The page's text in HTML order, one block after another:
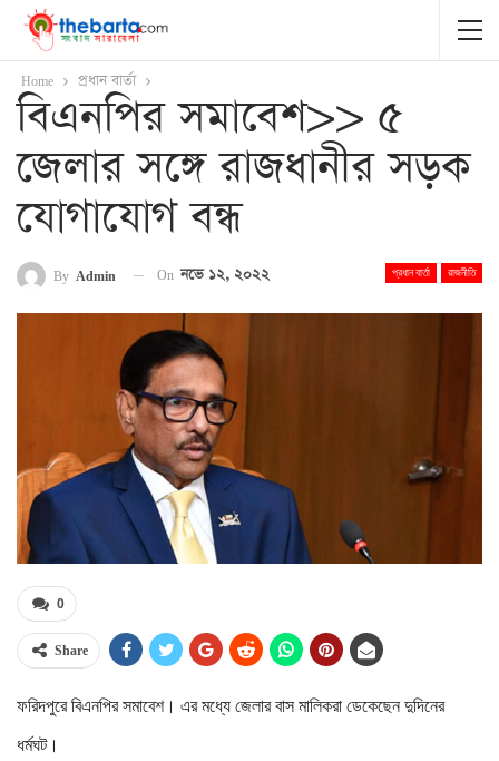
Home প্রধান বার্তা
বিএনপির সমাবেশ>> ৫
জেলার সঙ্গে রাজধানীর সড়ক
যোগাযোগ বন্ধ
প্রধান বার্তা রাজনীতি
By Admin On নভে ১২, ২০২২
0
Share
ফরিদপুরে বিএনপির সমাবেশ। এর মধ্যে জেলার বাস মালিকরা ডেকেছেন দুদিনের
ধর্মঘট।